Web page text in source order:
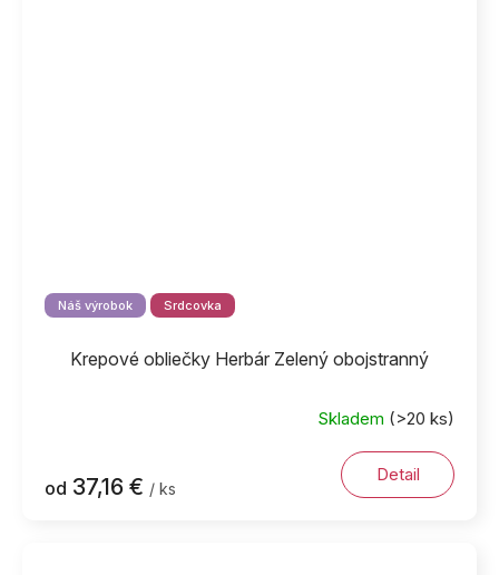
Náš výrobok Srdcovka
Krepové obliečky Herbár Zelený obojstranný
Skladem (>20 ks)
od 37,16 € / ks
Detail